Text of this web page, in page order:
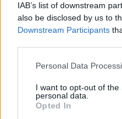
IAB’s list of downstream
also be disclosed by us to
Downstream Participants
Please note that this
not limited to your visit or
grant or deny consent to
use your data for below
Personal Data
I want to opt-out of the
personal data.
Opted In